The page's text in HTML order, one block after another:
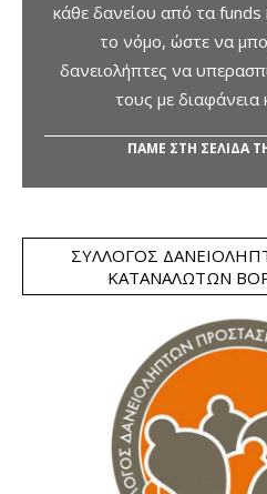
κάθε δανείου από τα funds
το νόμο, ώστε να
δανειολήπτες να
τους με διαφάνεια
ΠΑΜΕ ΣΤΗ ΣΕΛΙΔΑ
ΣΎΛΛΟΓΟΣ
ΚΑΤΑΝΑΛΩΤΏΝ